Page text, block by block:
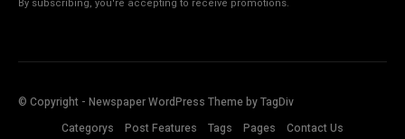
By subscribing, you're accepting to receive promotions.
© Copyright - Newspaper WordPress Theme by TagDiv
Categorys
Post Features Tags Pages Contact Us